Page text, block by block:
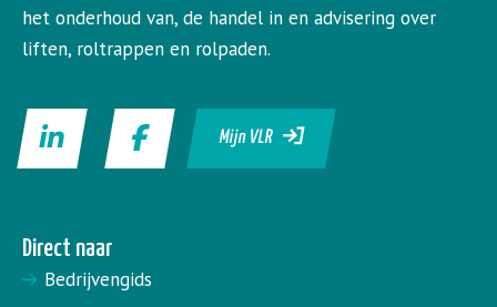
het onderhoud van, de handel in en advisering over
liften, roltrappen en rolpaden.
Mijn VLR
Direct naar
Bedrijvengids